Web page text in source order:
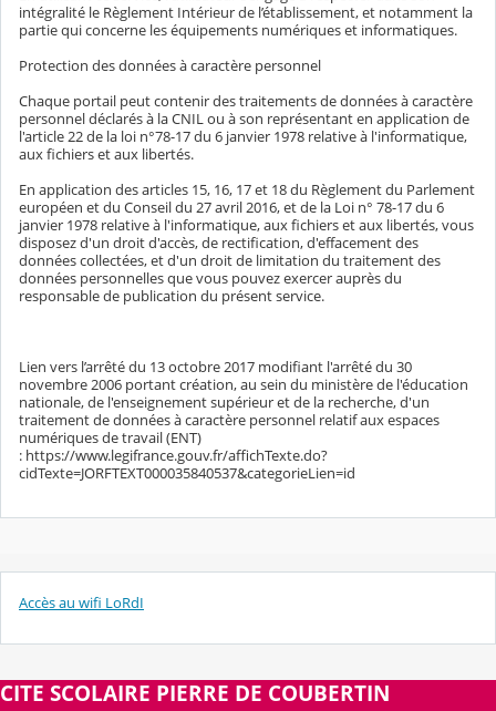
intégralité le Règlement Intérieur de l’établissement, et notamment la
partie qui concerne les équipements numériques et informatiques.
Protection des données à caractère personnel
Chaque portail peut contenir des traitements de données à caractère
personnel déclarés à la CNIL ou à son représentant en application de
l'article 22 de la loi n°78-17 du 6 janvier 1978 relative à l'informatique,
aux fichiers et aux libertés.
En application des articles 15, 16, 17 et 18 du Règlement du Parlement
européen et du Conseil du 27 avril 2016, et de la Loi n° 78-17 du 6
janvier 1978 relative à l'informatique, aux fichiers et aux libertés, vous
disposez d'un droit d'accès, de rectification, d'effacement des
données collectées, et d'un droit de limitation du traitement des
données personnelles que vous pouvez exercer auprès du
responsable de publication du présent service.
Lien vers l’arrêté du 13 octobre 2017 modifiant l'arrêté du 30
novembre 2006 portant création, au sein du ministère de l'éducation
nationale, de l'enseignement supérieur et de la recherche, d'un
traitement de données à caractère personnel relatif aux espaces
numériques de travail (ENT)
: https://www.legifrance.gouv.fr/affichTexte.do?
cidTexte=JORFTEXT000035840537&categorieLien=id
Accès au wifi LoRdI
CITE SCOLAIRE PIERRE DE COUBERTIN